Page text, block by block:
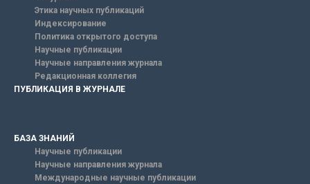
Этика научных публикаций
Индексирование
Политика открытого доступа
Научные публикации
Научные направления журнала
Редакционная коллегия
ПУБЛИКАЦИЯ В ЖУРНАЛЕ
БАЗА ЗНАНИЙ
Научные публикации
Научные направления журнала
Международные научные публикации